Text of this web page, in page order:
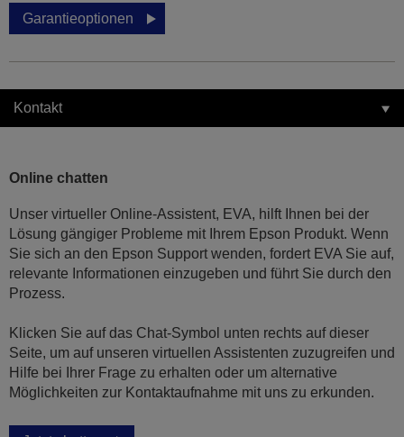
Garantieoptionen
Kontakt
Online chatten
Unser virtueller Online-Assistent, EVA, hilft Ihnen bei der
Lösung gängiger Probleme mit Ihrem Epson Produkt. Wenn
Sie sich an den Epson Support wenden, fordert EVA Sie auf,
relevante Informationen einzugeben und führt Sie durch den
Prozess.
Klicken Sie auf das Chat-Symbol unten rechts auf dieser
Seite, um auf unseren virtuellen Assistenten zuzugreifen und
Hilfe bei Ihrer Frage zu erhalten oder um alternative
Möglichkeiten zur Kontaktaufnahme mit uns zu erkunden.